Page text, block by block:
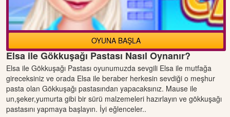
OYUNA BAŞLA
Elsa ile Gökkuşağı Pastası Nasıl Oynanır?
Elsa ile Gökkuşağı Pastası oyunumuzda sevgili Elsa ile mutfağa
gireceksiniz ve orada Elsa ile beraber herkesin sevdiği o meşhur
pasta olan Gökkuşağı pastasından yapacaksınız. Mause ile
un,şeker,yumurta gibi bir sürü malzemeleri hazırlayın ve gökkuşağı
pastasını yapmaya başlayın. İyi eğlenceler..